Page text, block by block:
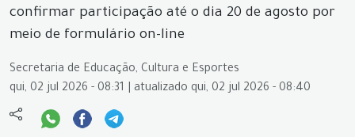
confirmar participação até o dia 20 de agosto por
meio de formulário on-line
Secretaria de Educação, Cultura e Esportes
qui, 02 jul 2026 - 08:31 | atualizado qui, 02 jul 2026 - 08:40